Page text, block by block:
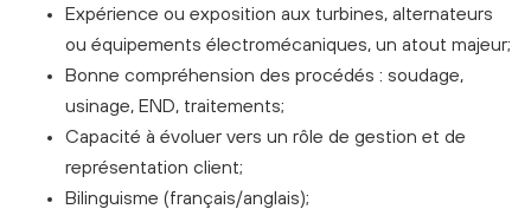
Expérience ou exposition aux turbines, alternateurs
ou équipements électromécaniques, un atout majeur;
Bonne compréhension des procédés : soudage,
usinage, END, traitements;
Capacité à évoluer vers un rôle de gestion et de
représentation client;
Bilinguisme (français/anglais);